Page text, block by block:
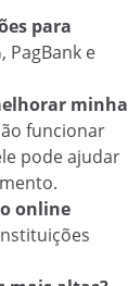
para
PagBank e
minha
funcionar
pode ajudar
online